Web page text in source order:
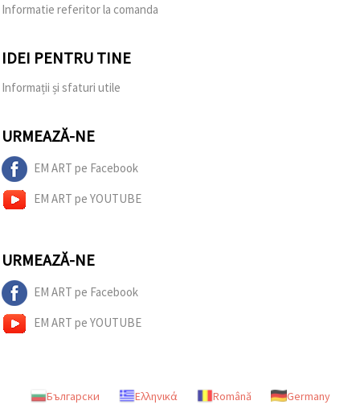
Informatie referitor la comanda
IDEI PENTRU TINE
Informații și sfaturi utile
URMEAZĂ-NE
EM ART pe Facebook
EM ART pe YOUTUBE
URMEAZĂ-NE
EM ART pe Facebook
EM ART pe YOUTUBE
Български Ελληνικά Română Germany